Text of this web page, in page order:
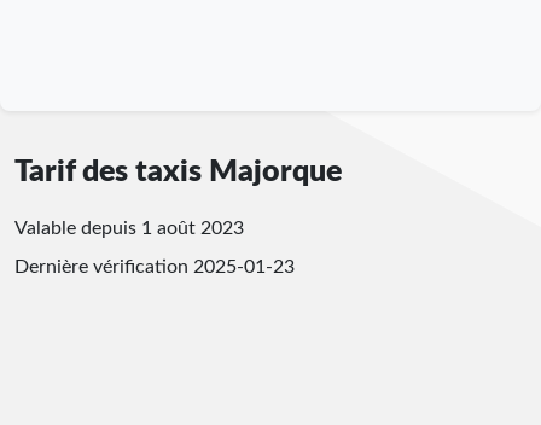
Tarif des taxis Majorque
Valable depuis 1 août 2023
Dernière vérification 2025-01-23